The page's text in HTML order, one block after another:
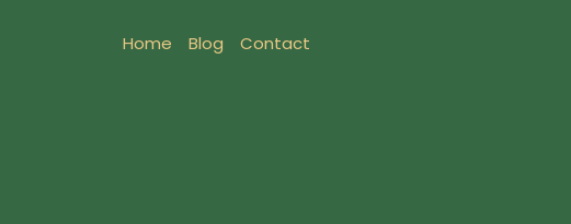
Home Blog Contact